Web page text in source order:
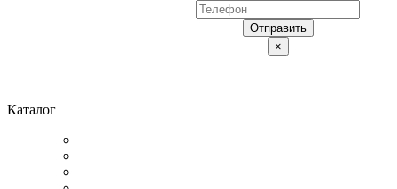
Отправить
×
Каталог